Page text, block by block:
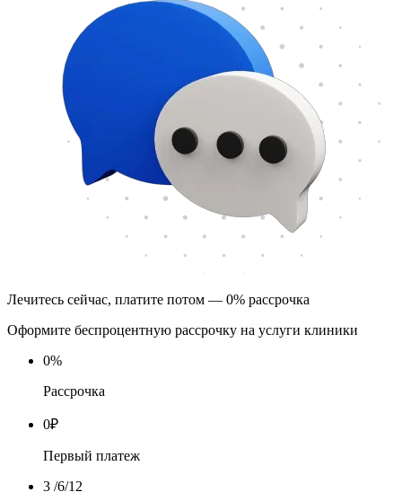
Лечитесь сейчас, платите потом — 0% рассрочка
Оформите беспроцентную рассрочку на услуги клиники
0%
Рассрочка
0₽
Первый платеж
3 /6/12